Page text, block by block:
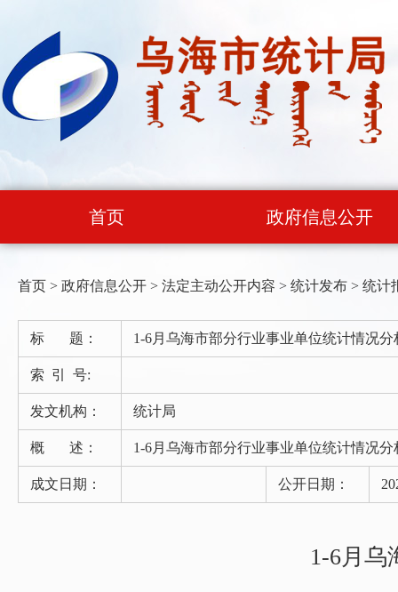
首页 政府信息公开
首页 > 政府信息公开 > 法定主动公开内容 > 统计发布 > 统计
标 题： 1-6月乌海市部分行业事业单位统计情况分
索 引 号:
发文机构： 统计局
概 述： 1-6月乌海市部分行业事业单位统计情况分
成文日期： 公开日期：
1-6月乌